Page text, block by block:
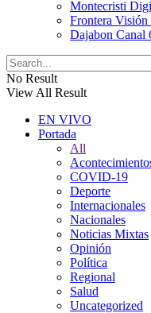
Montecristi
Frontera Visión
Dajabon Canal
No Result
View All Result
EN VIVO
Portada
All
COVID-19
Deporte
Internacionales
Nacionales
Noticias Mixtas
Opinión
Política
Regional
Salud
Uncategorized